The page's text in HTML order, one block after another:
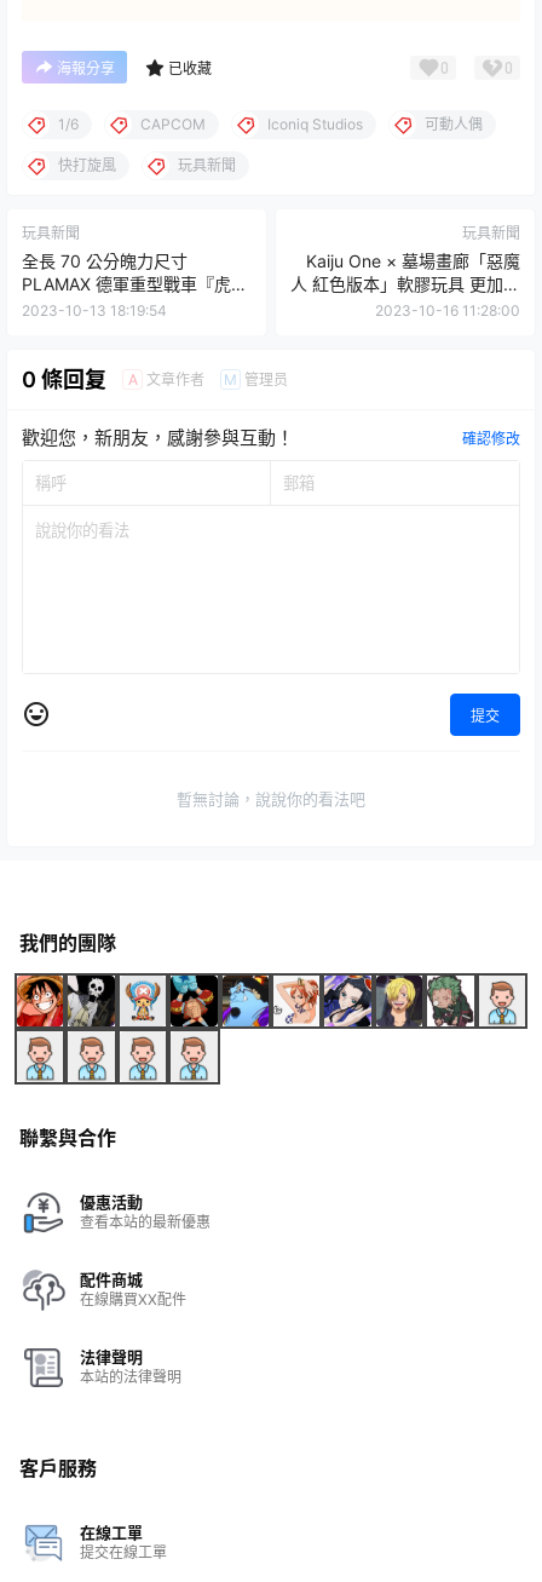
海報分享 已收藏 0 0
1/6 CAPCOM Iconiq Studios 可動人偶
快打旋風 玩具新聞
玩具新聞
全長 70 公分魄力尺寸
PLAMAX 德軍重型戰車『虎式
戰車 Tiger I 1/12 比例組裝模
2023-10-13 18:19:54
玩具新聞
Kaiju One × 墓場畫廊「惡魔
人 紅色版本」軟膠玩具 更加兇
惡的造型日本初上陸！（デビ
2023-10-16 11:28:00
0 條回复 A 文章作者 M 管理员
歡迎您，新朋友，感謝參與互動！ 確認修改
提交
暫無討論，說說你的看法吧
我們的團隊
聯繫與合作
優惠活動
查看本站的最新優惠
配件商城
在線購買XX配件
法律聲明
本站的法律聲明
客戶服務
在線工單
提交在線工單